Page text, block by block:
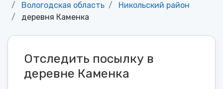
Вологодская область
Никольский район
деревня Каменка
Отследить посылку в
деревне Каменка